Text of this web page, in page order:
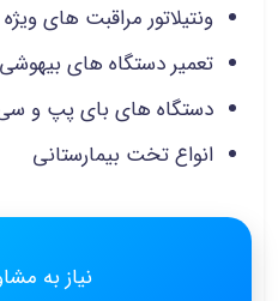
ونتیلاتور مراقبت های
تعمیر دستگاه های بیهوشی
دستگاه های بای پپ و
انواع تخت بیمارستانی
نیاز به